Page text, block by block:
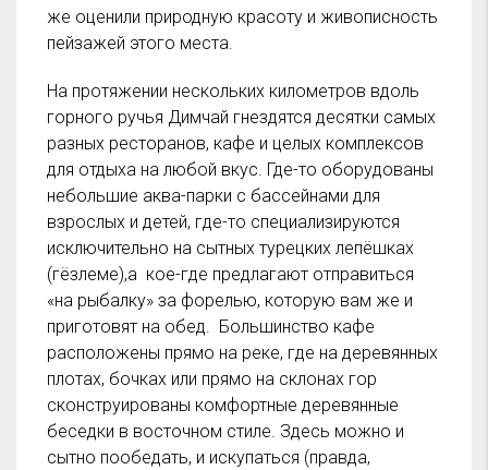
же оценили природную красоту и живописность
пейзажей этого места.
На протяжении нескольких километров вдоль
горного ручья Димчай гнездятся десятки самых
разных ресторанов, кафе и целых комплексов
для отдыха на любой вкус. Где-то оборудованы
небольшие аква-парки с бассейнами для
взрослых и детей, где-то специализируются
исключительно на сытных турецких лепёшках
(гёзлеме),а кое-где предлагают отправиться
«на рыбалку» за форелью, которую вам же и
приготовят на обед. Большинство кафе
расположены прямо на реке, где на деревянных
плотах, бочках или прямо на склонах гор
сконструированы комфортные деревянные
беседки в восточном стиле. Здесь можно и
сытно пообедать, и искупаться (правда,